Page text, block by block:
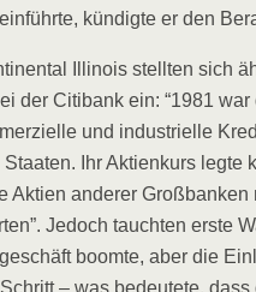
kün­dig­te er den
Illi­nois stell­ten sich
der Citi­bank ein: “1981
und indus­tri­el­le
Ihr Akti­en­kurs leg­te
Akti­en ande­rer
Jedoch tauch­ten ers­te
boom­te, aber die
– was bedeu­te­te,